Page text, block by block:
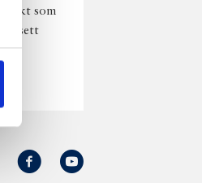
som
Facebook
Youtube